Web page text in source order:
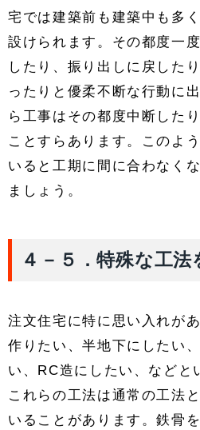
宅では建築前も建築中も多
設けられます。その都度一
したり、振り出しに戻した
ったりと優柔不断な行動に
ら工事はその都度中断した
ことすらあります。このよ
いると工期に間に合わなく
ましょう。
４－５．特殊な工法
注文住宅に特に思い入れが
作りたい、半地下にしたい
い、RC造にしたい、などと
これらの工法は通常の工法
いることがあります。鉄骨